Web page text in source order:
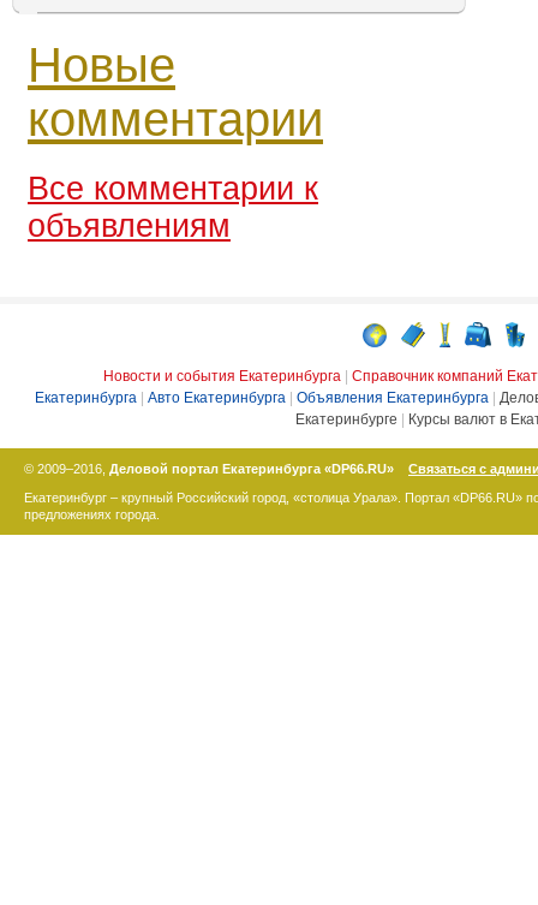
Новые
комментарии
Все комментарии к
объявлениям
Новости и события Екатеринбурга
Справочник компаний
Екатеринбурга
Авто Екатеринбурга Объявления Екатеринбурга
Екатеринбурге
Курсы валют в
© 2009–2016, Деловой портал Екатеринбурга «DP66.RU»
Связаться с
Екатеринбург – крупный Российский город, «столица Урала». Портал «DP66.RU»
предложениях города.